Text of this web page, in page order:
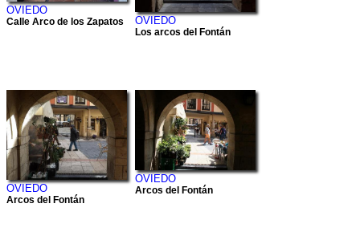
OVIEDO
Calle Arco de los Zapatos OVIEDO
Los arcos del Fontán
OVIEDO
Arcos del Fontán
OVIEDO
Arcos del Fontán